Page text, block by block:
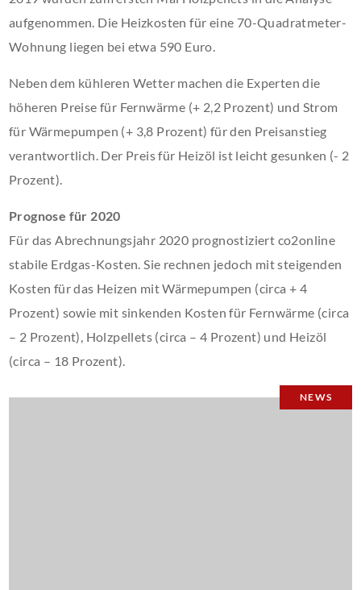
NEWS
aufgenommen. Die Heizkosten für eine 70-Quadratmeter-
Wohnung liegen bei etwa 590 Euro.
Neben dem kühleren Wetter machen die Experten die
höheren Preise für Fernwärme (+ 2,2 Prozent) und Strom
für Wärmepumpen (+ 3,8 Prozent) für den Preisanstieg
verantwortlich. Der Preis für Heizöl ist leicht gesunken (- 2
Prozent).
Prognose für 2020
Für das Abrechnungsjahr 2020 prognostiziert co2online
stabile Erdgas-Kosten. Sie rechnen jedoch mit steigenden
Kosten für das Heizen mit Wärmepumpen (circa + 4
Prozent) sowie mit sinkenden Kosten für Fernwärme (circa
– 2 Prozent), Holzpellets (circa – 4 Prozent) und Heizöl
(circa – 18 Prozent).